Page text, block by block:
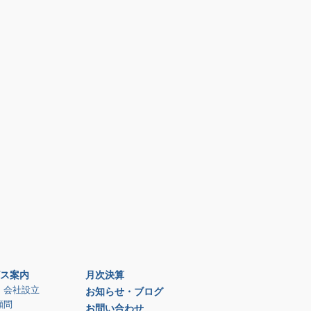
案内
会社設立
問
月次決算
お知らせ・ブログ
お問い合わせ